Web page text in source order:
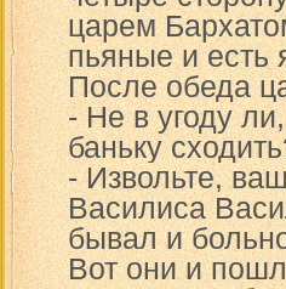
царем
пьяные и есть
После обеда
- Не в угоду
баньку
- Извольте,
Василиса
бывал и
Вот они и